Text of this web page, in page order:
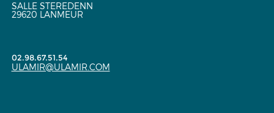
SALLE STEREDENN
29620 LANMEUR
02.98.67.51.54
ULAMIR@ULAMIR.COM